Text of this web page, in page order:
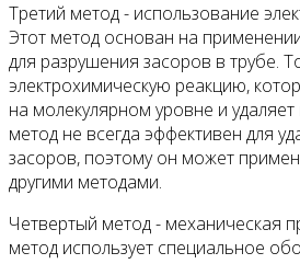
Третий метод - использование
Этот метод основан на
для разрушения засоров в трубе.
электрохимическую реакцию,
на молекулярном уровне и
метод не всегда эффективен для
засоров, поэтому он может
другими методами.
Четвертый метод - механическая
метод использует специальное